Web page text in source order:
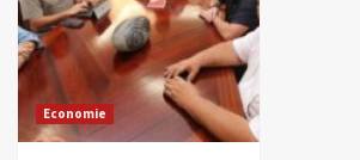
Economie